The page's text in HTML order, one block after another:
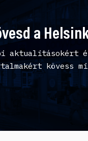
a
aktualitásokért
kövess